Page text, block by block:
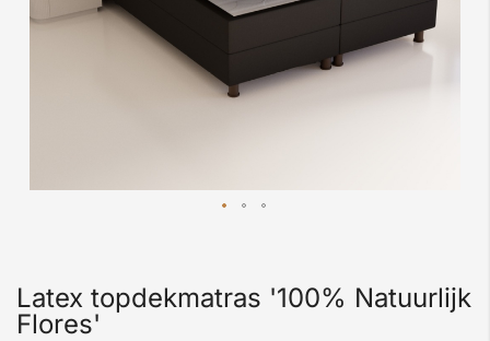
Latex topdekmatras '100% Natuurlijk
Flores'